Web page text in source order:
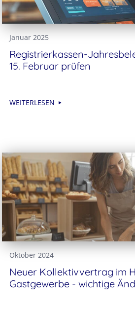
Januar 2025
Registrierkassen-
15. Februar prüfen
WEITERLESEN
Oktober 2024
Neuer Kollektivvertrag im
Gastgewerbe - wichtige